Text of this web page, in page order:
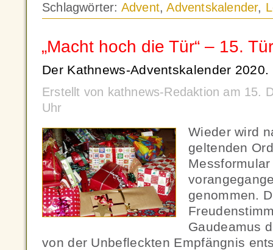
Schlagwörter: Advent,Adventskalender,
„Macht hoch die Tür“ – 15.
Der Kathnews-Adventskalender 2020.
Erstellt von kathnews-Redaktion am 15.
Uhr
Wieder wird
geltenden
genommen.
Gaudeamus
von der Unbefleckten Empfängnis